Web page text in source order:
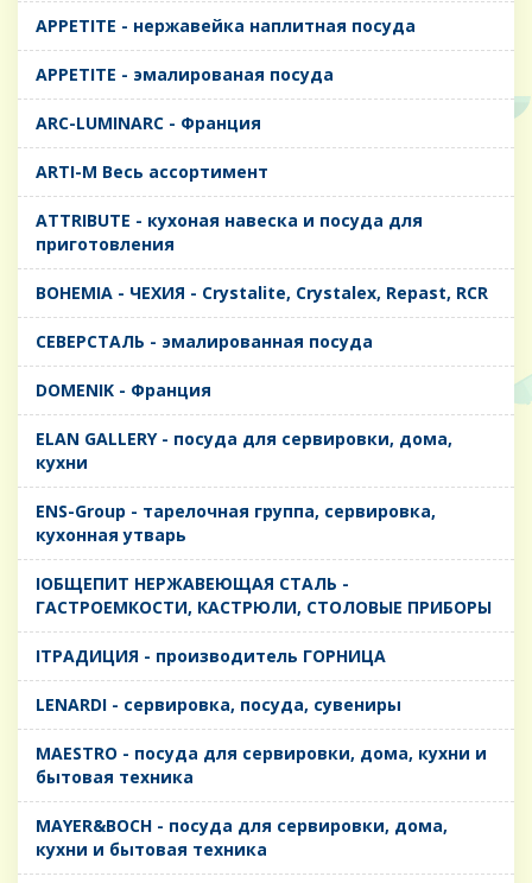
APPETITE - нержавейка наплитная посуда
APPETITE - эмалированая посуда
ARC-LUMINARC - Франция
ARTI-M Весь ассортимент
ATTRIBUTE - кухоная навеска и посуда для
приготовления
BOHEMIA - ЧЕХИЯ - Crystalite, Crystalex, Repast, RCR
CЕВЕРСТАЛЬ - эмалированная посуда
DOMENIK - Франция
ELAN GALLERY - посуда для сервировки, дома,
кухни
ENS-Group - тарелочная группа, сервировка,
кухонная утварь
IОБЩЕПИТ НЕРЖАВЕЮЩАЯ СТАЛЬ -
ГАСТРОЕМКОСТИ, КАСТРЮЛИ, СТОЛОВЫЕ ПРИБОРЫ
IТРАДИЦИЯ - производитель ГОРНИЦА
LENARDI - сервировка, посуда, сувениры
MAESTRO - посуда для сервировки, дома, кухни и
бытовая техника
MAYER&BOCH - посуда для сервировки, дома,
кухни и бытовая техника